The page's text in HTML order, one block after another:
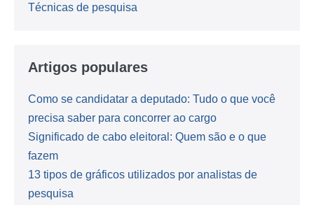
Técnicas de pesquisa
Artigos populares
Como se candidatar a deputado: Tudo o que você
precisa saber para concorrer ao cargo
Significado de cabo eleitoral: Quem são e o que
fazem
13 tipos de gráficos utilizados por analistas de
pesquisa